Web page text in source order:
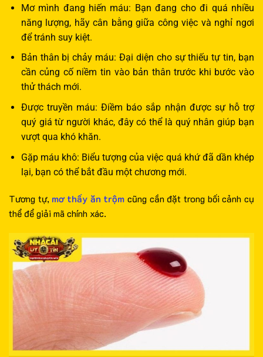
Mơ mình đang hiến máu: Bạn đang cho đi quá nhiều
năng lượng, hãy cân bằng giữa công việc và nghỉ ngơi
để tránh suy kiệt.
Bản thân bị chảy máu: Đại diện cho sự thiếu tự tin, bạn
cần củng cố niềm tin vào bản thân trước khi bước vào
thử thách mới.
Được truyền máu: Điềm báo sắp nhận được sự hỗ trợ
quý giá từ người khác, đây có thể là quý nhân giúp bạn
vượt qua khó khăn.
Gặp máu khô: Biểu tượng của việc quá khứ đã dần khép
lại, bạn có thể bắt đầu một chương mới.
Tương tự, mơ thấy ăn trộm cũng cần đặt trong bối cảnh cụ
thể để giải mã chính xác.